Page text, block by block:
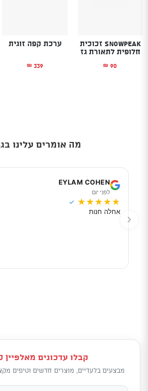
SnowPeak זכוכית
חלופית לתאורת גז
₪ 90
ערכת קפה זוגית
₪ 339
מה אומרים עלינו
EYLAM COHEN
לפני יום
★
★
★
★
★
✓
אחלה חנות
קבלו עדכונים מאלפיין
מבצעים בלעדיים, מוצרים חדשים וטיפים